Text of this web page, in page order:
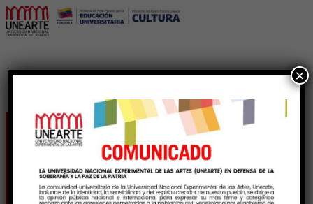
Unearte confiere títulos
de Maestros Honorarios
×